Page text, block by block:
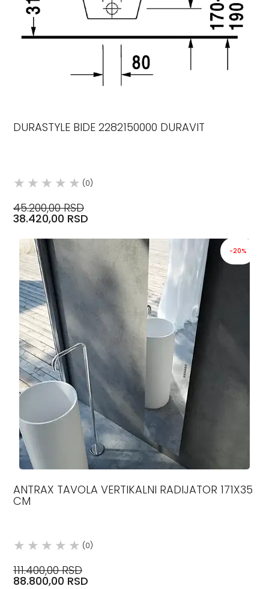
DURASTYLE BIDE 2282150000 DURAVIT
(0)
45.200,00 RSD
38.420,00 RSD
-20%
ANTRAX TAVOLA VERTIKALNI RADIJATOR 171X35
CM
(0)
111.400,00 RSD
88.800,00 RSD